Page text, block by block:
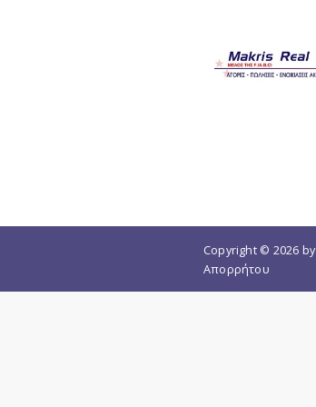
Copyright © 2026 by
Απορρήτου